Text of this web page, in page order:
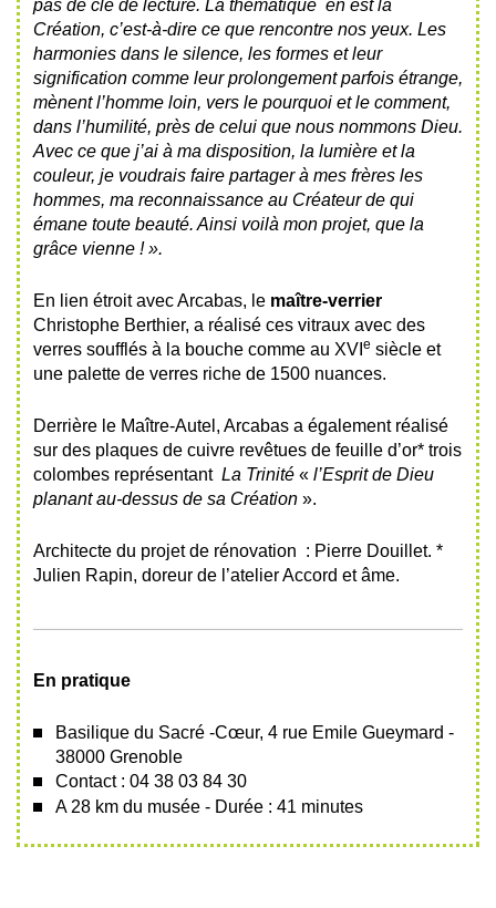
pas de clé de lecture. La thématique en est la
Création, c’est-à-dire ce que rencontre nos yeux. Les
harmonies dans le silence, les formes et leur
signification comme leur prolongement parfois étrange,
mènent l’homme loin, vers le pourquoi et le comment,
dans l’humilité, près de celui que nous nommons Dieu.
Avec ce que j’ai à ma disposition, la lumière et la
couleur, je voudrais faire partager à mes frères les
hommes, ma reconnaissance au Créateur de qui
émane toute beauté. Ainsi voilà mon projet, que la
grâce vienne ! ».
En lien étroit avec Arcabas, le maître-verrier
Christophe Berthier, a réalisé ces vitraux avec des
verres soufflés à la bouche comme au XVI e siècle et
une palette de verres riche de 1500 nuances.
Derrière le Maître-Autel, Arcabas a également réalisé
sur des plaques de cuivre revêtues de feuille d’or* trois
colombes représentant La Trinité « l’Esprit de Dieu
planant au-dessus de sa Création ».
Architecte du projet de rénovation : Pierre Douillet. *
Julien Rapin, doreur de l’atelier Accord et âme.
En pratique
Basilique du Sacré -Cœur, 4 rue Emile Gueymard -
38000 Grenoble
Contact : 04 38 03 84 30
A 28 km du musée - Durée : 41 minutes